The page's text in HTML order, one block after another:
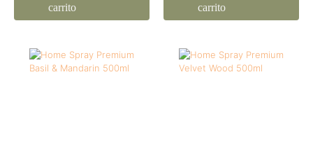
carrito
carrito